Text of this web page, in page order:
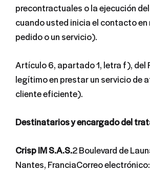
precontractuales o la ejecución
cuando usted inicia el contacto en
pedido o un servicio).
Artículo 6, apartado 1, letra f), del
legítimo en prestar un servicio de
cliente eficiente).
Destinatarios y encargado del
Crisp IM S.A.S.2 Boulevard de
Nantes, FranciaCorreo electrónico: